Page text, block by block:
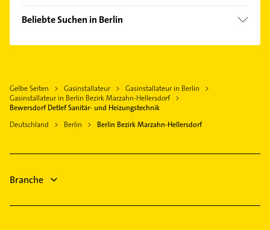
Bezirk Lichtenberg
Bezirk Reinickendorf
Bezirk Spandau
Bezirk Steglitz-Zehlendorf
Bezirk Treptow-Köpenick
Blankenfelde-Mahlow
Großbeeren
Beliebte Suchen in Berlin
Rohrreinigung
Kanalreinigung
Gartenbau & Landschaftsbau
Putzfrau
Gelbe Seiten Gasinstallateur
Gasinstallateur in Berlin
Gasinstallateur in Berlin Bezirk Marzahn-Hellersdorf
Bewersdorf Detlef Sanitär- und Heizungstechnik
Deutschland
Berlin Berlin Bezirk Marzahn-Hellersdorf
Branche